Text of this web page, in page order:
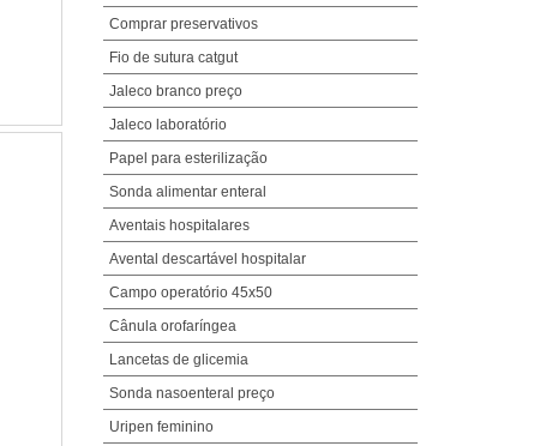
Comprar preservativos
Fio de sutura catgut
Jaleco branco preço
Jaleco laboratório
Papel para esterilização
Sonda alimentar enteral
Aventais hospitalares
Avental descartável hospitalar
Campo operatório 45x50
Cânula orofaríngea
Lancetas de glicemia
Sonda nasoenteral preço
Uripen feminino